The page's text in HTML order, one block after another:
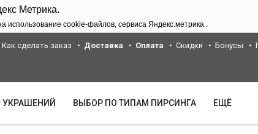
Метрика.
использование cookie-файлов, сервиса Яндекс.метрика .
Как сделать заказ Доставка Оплата Скидки Бонусы
ВЫБОР ПО ТИПАМ ПИРСИНГА ЕЩЁ